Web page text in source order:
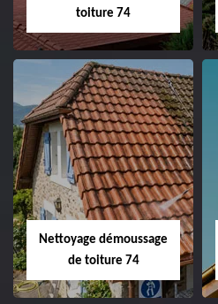
toiture 74
Nettoyage démoussage
de toiture 74